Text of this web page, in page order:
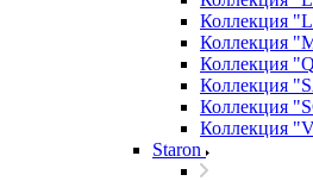
Коллекция
Коллекция
Коллекция
Коллекция
Коллекция
Коллекция
Staron